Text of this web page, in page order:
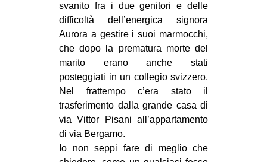
svanito fra i due genitori e delle
difficoltà dell’energica signora
Aurora a gestire i suoi marmocchi,
che dopo la prematura morte del
marito erano anche stati
posteggiati in un collegio svizzero.
Nel frattempo c’era stato il
trasferimento dalla grande casa di
via Vittor Pisani all’appartamento
di via Bergamo.
Io non seppi fare di meglio che